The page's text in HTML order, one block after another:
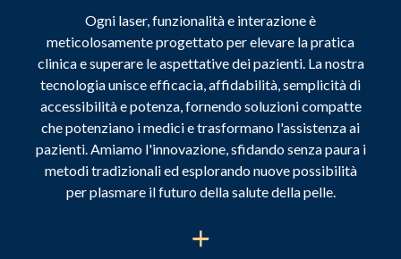
Ogni laser, funzionalità e interazione è
meticolosamente progettato per elevare la pratica
clinica e superare le aspettative dei pazienti. La nostra
tecnologia unisce efficacia, affidabilità, semplicità di
accessibilità e potenza, fornendo soluzioni compatte
che potenziano i medici e trasformano l'assistenza ai
pazienti. Amiamo l'innovazione, sfidando senza paura i
metodi tradizionali ed esplorando nuove possibilità
per plasmare il futuro della salute della pelle.